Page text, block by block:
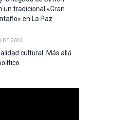
un tradicional «Gran
en La Paz
DE 2026
cultural: Más allá